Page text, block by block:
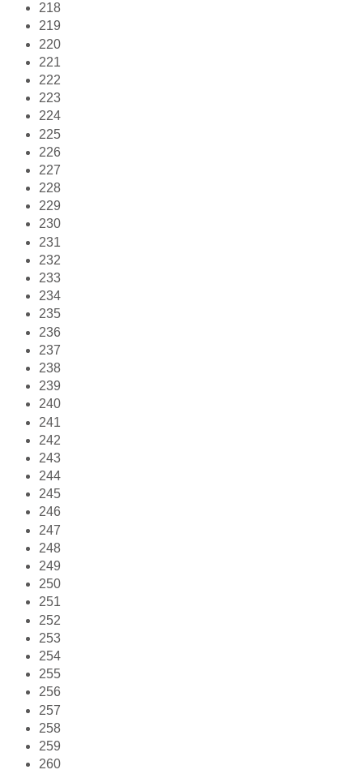
218
219
220
221
222
223
224
225
226
227
228
229
230
231
232
233
234
235
236
237
238
239
240
241
242
243
244
245
246
247
248
249
250
251
252
253
254
255
256
257
258
259
260